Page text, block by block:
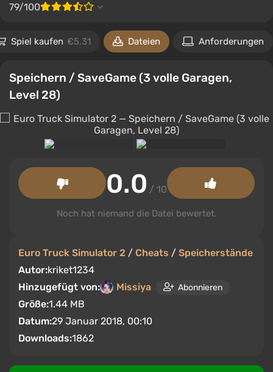
79/100
Spiel kaufen €5.31 Dateien Anforderungen
Speichern / SaveGame (3 volle Garagen,
Level 28)
Euro Truck Simulator 2 / Cheats / Speicherstände
Autor:kriket1234
Hinzugefügt von:
Missiya Abonnieren
Größe:1.44 MB
Datum:29 Januar 2018, 00:10
Downloads:1862
0.0 / 10
Noch hat niemand die Datei bewertet.